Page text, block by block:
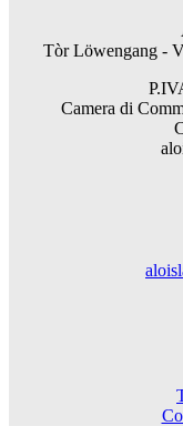
Tòr Löwengang - V
Camera di